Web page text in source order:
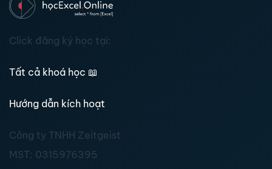
Click đăng ký học tại:
Tất cả khoá học 📖
Hướng dẫn kích hoạt
Công ty TNHH Zeitgeist
MST: 0315976395